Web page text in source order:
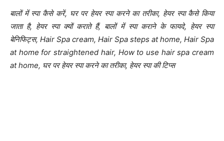
बालों में स्पा कैसे करें, घर पर हेयर स्पा करने का तरीका, हेयर स्पा कैसे किया
जाता है, हेयर स्पा क्यों कराते हैं, बालों में स्पा कराने के फायदे, हेयर स्पा
बेनिफिट्स, Hair Spa cream, Hair Spa steps at home, Hair Spa
at home for straightened hair, How to use hair spa cream
at home, घर पर हेयर स्पा करने का तरीका, हेयर स्पा की टिप्स